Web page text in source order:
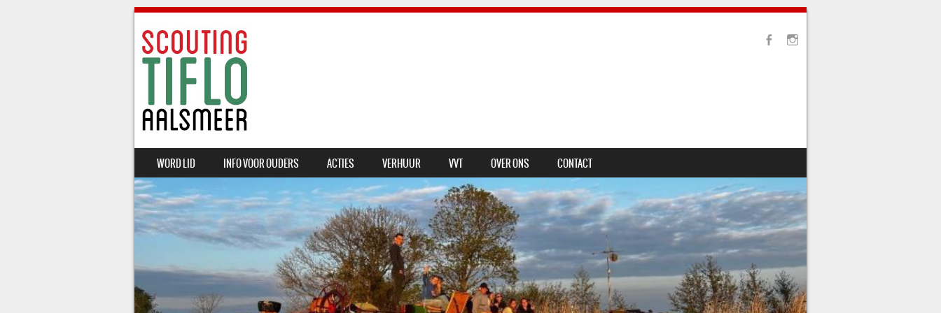
MENU
SKIP TO CONTENT
WORD LID INFO VOOR OUDERS ACTIES VERHUUR VVT OVER ONS CONTACT